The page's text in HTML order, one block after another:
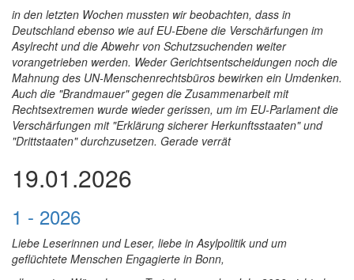
in den letzten Wochen mussten wir beobachten, dass in
Deutschland ebenso wie auf EU-Ebene die Verschärfungen im
Asylrecht und die Abwehr von Schutzsuchenden weiter
vorangetrieben werden. Weder Gerichtsentscheidungen noch die
Mahnung des UN-Menschenrechtsbüros bewirken ein Umdenken.
Auch die "Brandmauer" gegen die Zusammenarbeit mit
Rechtsextremen wurde wieder gerissen, um im EU-Parlament die
Verschärfungen mit "Erklärung sicherer Herkunftsstaaten" und
"Drittstaaten" durchzusetzen. Gerade verrät
19.01.2026
1 - 2026
Liebe Leserinnen und Leser, liebe in Asylpolitik und um
geflüchtete Menschen Engagierte in Bonn,